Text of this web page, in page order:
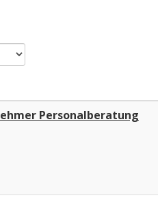
Personalberatung